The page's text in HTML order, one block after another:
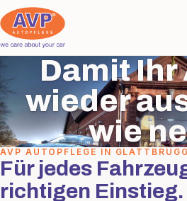
Damit Ihr
wieder
wie
AVP AUTOPFLEGE IN
Für jedes
richtigen Einstieg.